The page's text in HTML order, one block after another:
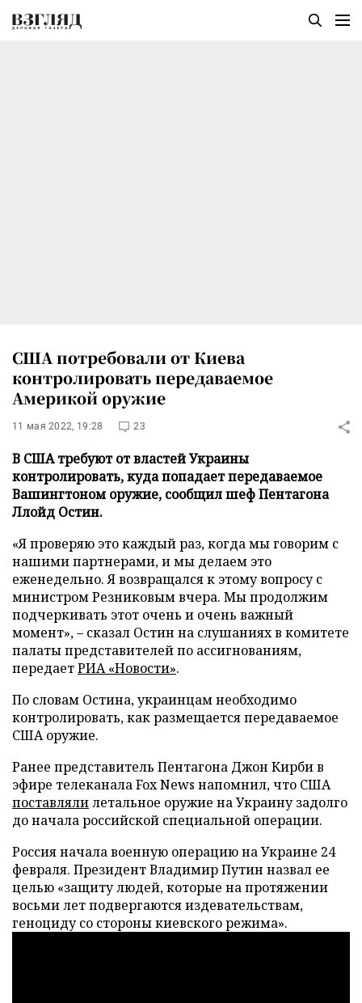
США потребовали от Киева
контролировать передаваемое
Америкой оружие
11 мая 2022, 19:28 23
В США требуют от властей Украины
контролировать, куда попадает передаваемое
Вашингтоном оружие, сообщил шеф Пентагона
Ллойд Остин.
«Я проверяю это каждый раз, когда мы говорим с
нашими партнерами, и мы делаем это
еженедельно. Я возвращался к этому вопросу с
министром Резниковым вчера. Мы продолжим
подчеркивать этот очень и очень важный
момент», – сказал Остин на слушаниях в комитете
палаты представителей по ассигнованиям,
передаетРИА «Новости».
По словам Остина, украинцам необходимо
контролировать, как размещается передаваемое
США оружие.
Ранее представитель Пентагона Джон Кирби в
эфире телеканала Fox News напомнил, что США
поставлялилетальное оружие на Украину задолго
до начала российской специальной операции.
Россия начала военную операцию на Украине 24
февраля. Президент Владимир Путин назвал ее
целью «защиту людей, которые на протяжении
восьми лет подвергаются издевательствам,
геноциду со стороны киевского режима».